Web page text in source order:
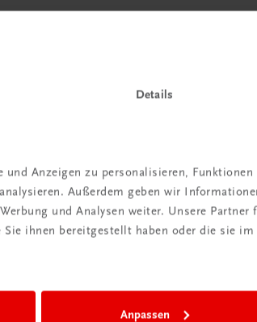
Details
Anzeigen zu personalisieren,
Außerdem geben wir
und Analysen weiter. Unsere
ihnen bereitgestellt haben oder die sie
Anpassen